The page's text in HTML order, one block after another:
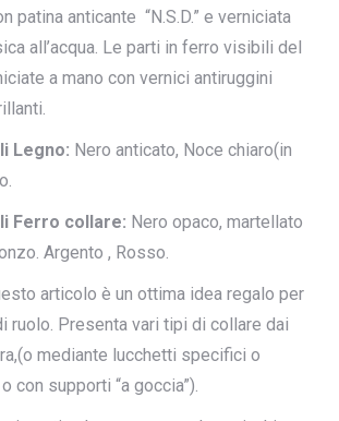
patina anticante “N.S.D.” e verniciata
all’acqua. Le parti in ferro visibili del
a mano con vernici antiruggini
Legno: Nero anticato, Noce chiaro(in
Ferro collare: Nero opaco, martellato
Argento , Rosso.
articolo è un ottima idea regalo per
ruolo. Presenta vari tipi di collare dai
mediante lucchetti specifici o
con supporti “a goccia”).